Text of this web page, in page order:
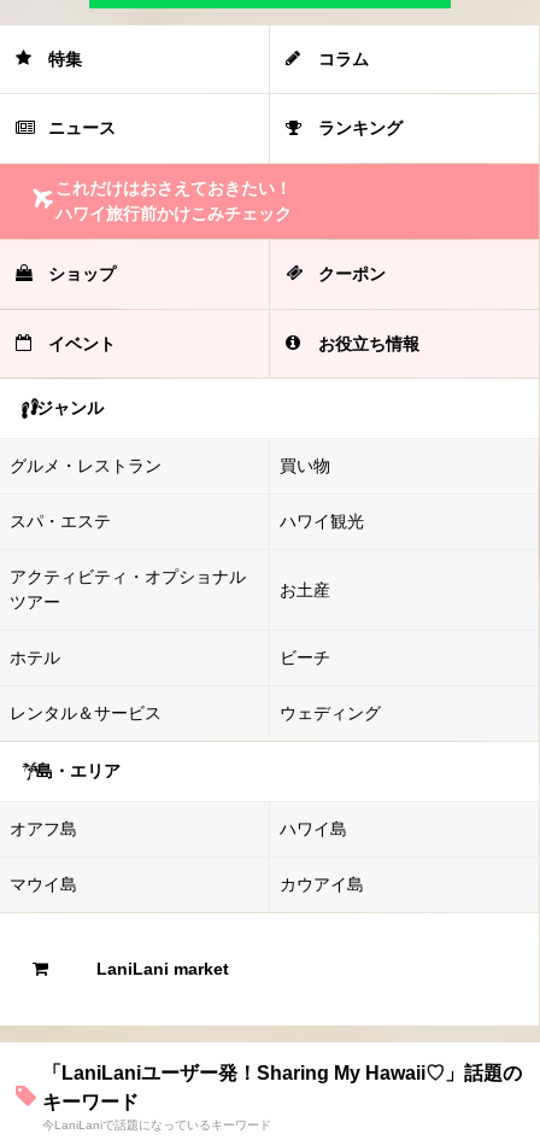
特集 コラム
ニュース ランキング
これだけはおさえておきたい！
ハワイ旅行前かけこみチェック
ショップ クーポン
イベント お役立ち情報
ジャンル
グルメ・レストラン 買い物
スパ・エステ ハワイ観光
アクティビティ・オプショナル
ツアー
お土産
ホテル ビーチ
レンタル＆サービス ウェディング
島・エリア
オアフ島 ハワイ島
マウイ島 カウアイ島
LaniLani market
「LaniLaniユーザー発！Sharing My Hawaii♡」話題の
キーワード
今LaniLaniで話題になっているキーワード